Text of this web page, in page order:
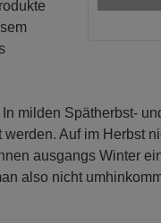
milden Spätherbst-
Auf im Herbst
ausgangs Winter
also nicht